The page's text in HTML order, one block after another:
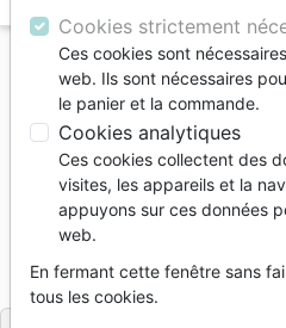
Accueil Livres
Romans
Isaac - Collection Le Clan
Isaac
Collection Le Clan
Auteur :Eric Denimal
Référence BIBLIO3053 EAN
EditeurÉditions Bibli'o
Cookies strictement
Ces cookies sont
web. Ils sont nécessaires
le panier et la commande.
Cookies analytiques
Ces cookies collectent des
visites, les appareils et la
appuyons sur ces données
web.
En fermant cette fenêtre sans
tous les cookies.